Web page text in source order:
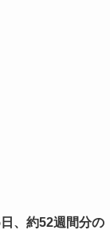
、約52週間分の